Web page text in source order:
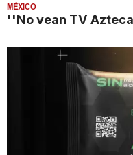
MÉXICO
''No vean TV